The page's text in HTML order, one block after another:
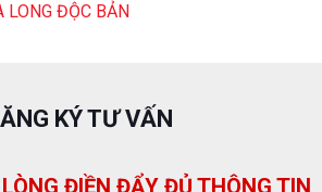
KÝ TƯ VẤN
ĐIỀN ĐẨY ĐỦ THÔNG TIN